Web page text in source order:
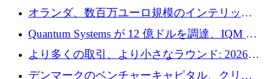
ウェア層
オランダ、数百万ユーロ規模のインテリック
との提携で軍用ドローンにソフトウェアファ
ースト戦略を採用
Quantum Systems が 12 億ドルを調達、IQM が
米国の主要取引所で初の欧州量子企業とな
る、6 月に欧州のスタートアップ資金調達
より多くの取引、より小さなラウンド: 2026
年 6 月に欧州のスタートアップ資金調達
デンマークのベンチャーキャピタル、クリメ